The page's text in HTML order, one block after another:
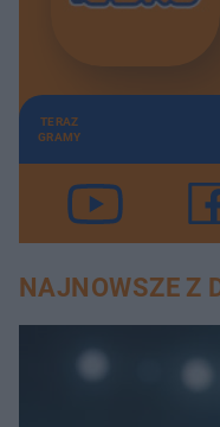
TERAZ
GRAMY
NAJNOWSZE Z